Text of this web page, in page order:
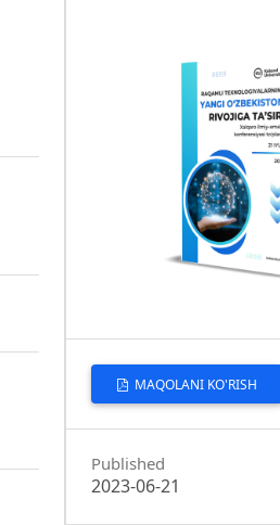
MAQOLANI KO'RISH
Published
2023-06-21